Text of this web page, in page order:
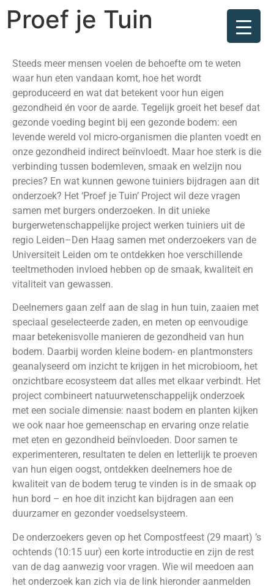
Proef je Tuin
Steeds meer mensen voelen de behoefte om te weten
waar hun eten vandaan komt, hoe het wordt
geproduceerd en wat dat betekent voor hun eigen
gezondheid én voor de aarde. Tegelijk groeit het besef dat
gezonde voeding begint bij een gezonde bodem: een
levende wereld vol micro-organismen die planten voedt en
onze gezondheid indirect beïnvloedt. Maar hoe sterk is die
verbinding tussen bodemleven, smaak en welzijn nou
precies? En wat kunnen gewone tuiniers bijdragen aan dit
onderzoek? Het ‘Proef je Tuin’ Project wil deze vragen
samen met burgers onderzoeken. In dit unieke
burgerwetenschappelijke project werken tuiniers uit de
regio Leiden–Den Haag samen met onderzoekers van de
Universiteit Leiden om te ontdekken hoe verschillende
teeltmethoden invloed hebben op de smaak, kwaliteit en
vitaliteit van gewassen.
Deelnemers gaan zelf aan de slag in hun tuin, zaaien met
speciaal geselecteerde zaden, en meten op eenvoudige
maar betekenisvolle manieren de gezondheid van hun
bodem. Daarbij worden kleine bodem- en plantmonsters
geanalyseerd om inzicht te krijgen in het microbioom, het
onzichtbare ecosysteem dat alles met elkaar verbindt. Het
project combineert natuurwetenschappelijk onderzoek
met een sociale dimensie: naast bodem en planten kijken
we ook naar hoe gemeenschap en ervaring onze relatie
met eten en gezondheid beïnvloeden. Door samen te
experimenteren, resultaten te delen en letterlijk te proeven
van hun eigen oogst, ontdekken deelnemers hoe de
kwaliteit van de bodem terug te vinden is in de smaak op
hun bord – en hoe dit inzicht kan bijdragen aan een
duurzamer en gezonder voedselsysteem.
De onderzoekers geven op het Compostfeest (29 maart) ’s
ochtends (10:15 uur) een korte introductie en zijn de rest
van de dag aanwezig voor vragen. Wie wil meedoen aan
het onderzoek kan zich via de link hieronder aanmelden